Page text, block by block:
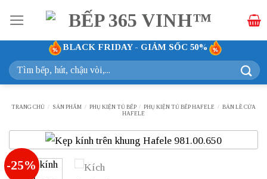
qua
nội
dung
BLACK FRIDAY - GIẢM SỐC 50%
Tìm
kiếm:
TRANG CHỦ / SẢN PHẨM / PHỤ KIỆN TỦ BẾP / PHỤ KIỆN TỦ BẾP HAFELE / BẢN LỀ CỬA
HAFELE
-25%